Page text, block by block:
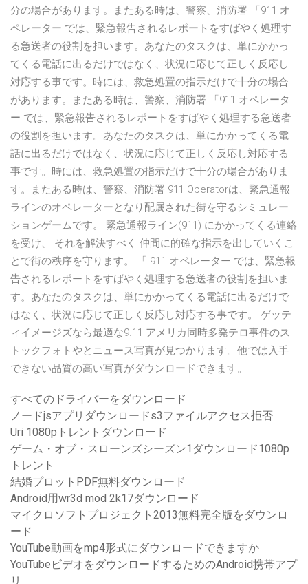
分の場合があります。またある時は、警察、消防署 「911 オ
ペレーター では、緊急報告されるレポートをすばやく処理す
る急送者の役割を担います。あなたのタスクは、単にかかっ
てくる電話に出るだけではなく、状況に応じて正しく反応し
対応する事です。時には、救急処置の指示だけで十分の場合
があります。またある時は、警察、消防署 ‎「911 オペレータ
ー では、緊急報告されるレポートをすばやく処理する急送者
の役割を担います。あなたのタスクは、単にかかってくる電
話に出るだけではなく、状況に応じて正しく反応し対応する
事です。時には、救急処置の指示だけで十分の場合がありま
す。またある時は、警察、消防署 911 Operatorは、緊急通報
ラインのオペレーターとなり配属された街を守るシミュレー
ションゲームです。 緊急通報ライン(911) にかかってくる連絡
を受け、 それを解決すべく 仲間に的確な指示を出していくこ
とで街の秩序を守ります。 「 911 オペレーター では、緊急報
告されるレポートをすばやく処理する急送者の役割を担いま
す。あなたのタスクは、単にかかってくる電話に出るだけで
はなく、状況に応じて正しく反応し対応する事です。 ゲッテ
ィイメージズなら最適な9.11 アメリカ同時多発テロ事件のス
トックフォトやとニュース写真が見つかります。他では入手
できない品質の高い写真がダウンロードできます。
すべてのドライバーをダウンロード
ノードjsアプリダウンロードs3ファイルアクセス拒否
Uri 1080pトレントダウンロード
ゲーム・オブ・スローンズシーズン1ダウンロード1080p
トレント
結婚プロットPDF無料ダウンロード
Android用wr3d mod 2k17ダウンロード
マイクロソフトプロジェクト2013無料完全版をダウンロ
ード
YouTube動画をmp4形式にダウンロードできますか
YouTubeビデオをダウンロードするためのAndroid携帯アプ
リ